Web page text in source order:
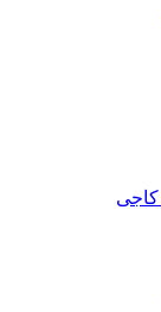
کاجی